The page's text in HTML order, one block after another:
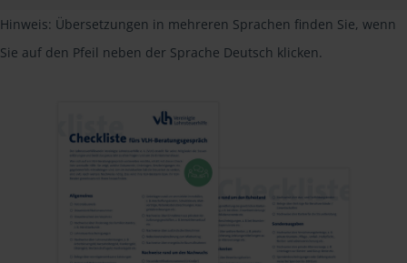
Hinweis: Übersetzungen in mehreren Sprachen finden Sie, wenn
Sie auf den Pfeil neben der Sprache Deutsch klicken.